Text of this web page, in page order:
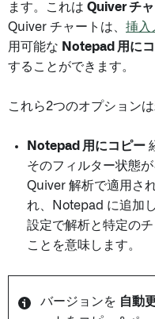
ます。これは Quiver チャ
Quiver チャートは、 挿入
用可能な Notepad 用に
することができます。
これら2つのオプション
Notepad 用にコピー
そのフィルター状態
Quiver 解析で適用さ
れ、Notepad に追加
設定で解析と特定の
ことを意味します。
バージョンを 自動